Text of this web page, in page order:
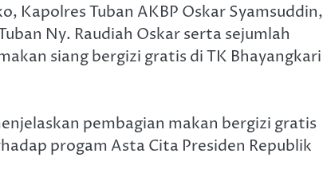
Kapolres Tuban AKBP Oskar Syamsuddin,
Ny. Raudiah Oskar serta sejumlah
siang bergizi gratis di TK Bhayangkari
pembagian makan bergizi gratis
progam Asta Cita Presiden Republik